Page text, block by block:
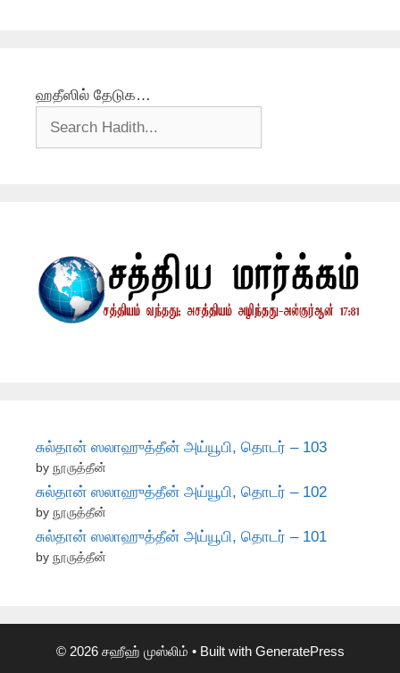
ஹதீஸில் தேடுக…
சுல்தான் ஸலாஹுத்தீன் அய்யூபி, தொடர் – 103
by நூருத்தீன்
சுல்தான் ஸலாஹுத்தீன் அய்யூபி, தொடர் – 102
by நூருத்தீன்
சுல்தான் ஸலாஹுத்தீன் அய்யூபி, தொடர் – 101
by நூருத்தீன்
© 2026 சஹீஹ் முஸ்லிம் • Built with GeneratePress